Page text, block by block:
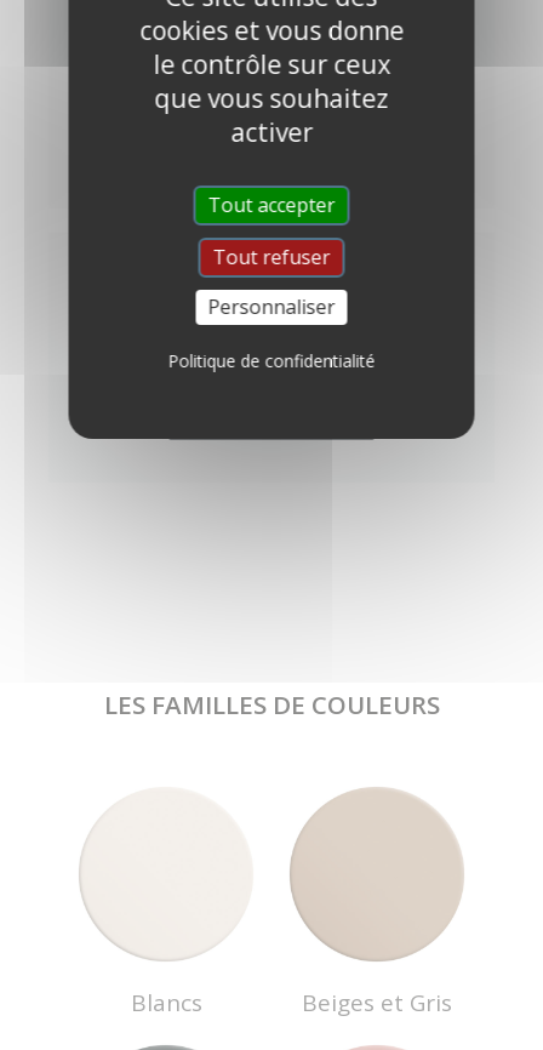
MODE D'EMPLOI
Comment appliquer la peinture mur ?
DÉCOUVRIR
QUESTIONS
Des questions sans réponses ?
LES FAMILLES DE COULEURS
Blancs Beiges et Gris
cookies et vous donne
le contrôle sur ceux
que vous souhaitez
activer
Tout accepter
Tout refuser
Personnaliser
Politique de confidentialité